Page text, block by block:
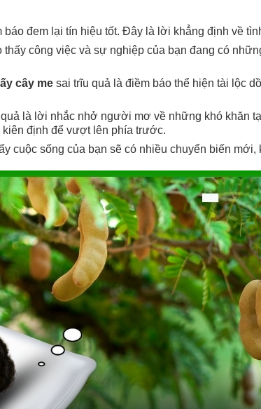
đem lại tín hiệu tốt. Đây là lời khẳng định về
công việc và sự nghiệp của bạn đang có
cây me sai trĩu quả là điềm báo thể hiện tài lộc
quả là lời nhắc nhở người mơ về những khó khăn
kiên định để vượt lên phía trước.
cuộc sống của bạn sẽ có nhiều chuyển biến